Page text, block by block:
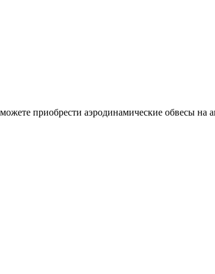
приобрести аэродинамические обвесы на